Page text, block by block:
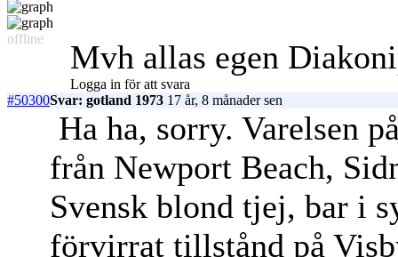
offline Mvh allas egen
Logga in för att svara
#50300Svar: gotland 1973 17 år, 8 månader sen
Ha ha, sorry. Varelsen
från Newport Beach,
Svensk blond tjej, bar i
förvirrat tillstånd på